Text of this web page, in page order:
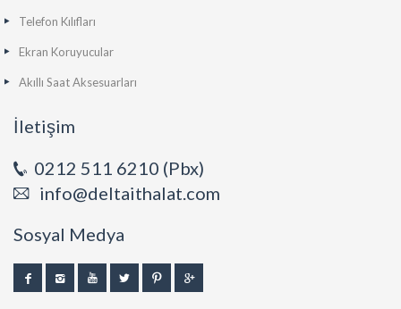
Telefon Kılıfları
Ekran Koruyucular
Akıllı Saat Aksesuarları
İletişim
0212 511 6210 (Pbx)
info@deltaithalat.com
Sosyal Medya